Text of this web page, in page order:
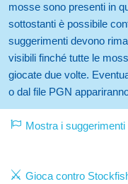
mosse sono presenti in
sottostanti è possibile
suggerimenti devono
visibili finché tutte le
giocate due volte.
o dal file PGN
Mostra i
Gioca contro